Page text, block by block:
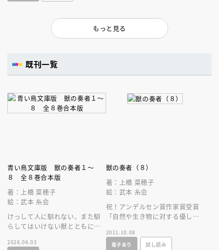
もっと見る
既刊一覧
青い鳥文庫版 獣の奏者１～
８ 全８巻合本版
著：上橋 菜穂子
絵：武本 糸会
けっして人に馴れない、また馴
らしてはいけない獣とともに生
大な物語が、合本で登場。
2026.06.03
獣の奏者（８）
著：上橋 菜穂子
絵：武本 糸会
祝！アンデルセン賞作家賞受賞
「自然や生き物に対する優しさ
２００万部突破の壮大なファン
タジー！！
2011.10.08
電子あり
試し読み